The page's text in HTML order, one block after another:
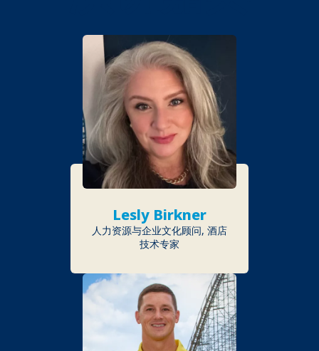
Lesly Birkner
人力资源与企业文化顾问, 酒店
技术专家